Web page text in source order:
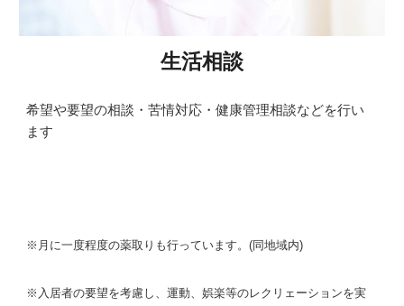
生活相談
希望や要望の相談・苦情対応・健康管理相談などを行い
ます
※月に一度程度の薬取りも行っています。(同地域内)
※入居者の要望を考慮し、運動、娯楽等のレクリェーションを実